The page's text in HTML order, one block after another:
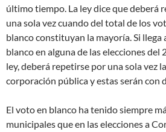
último tiempo. La ley dice que deberá
una sola vez cuando del total de los
blanco constituyan la mayoría. Si llega
blanco en alguna de las elecciones del
ley, deberá repetirse por una sola vez
corporación pública y estas serán con
El voto en blanco ha tenido siempre
municipales que en las elecciones a